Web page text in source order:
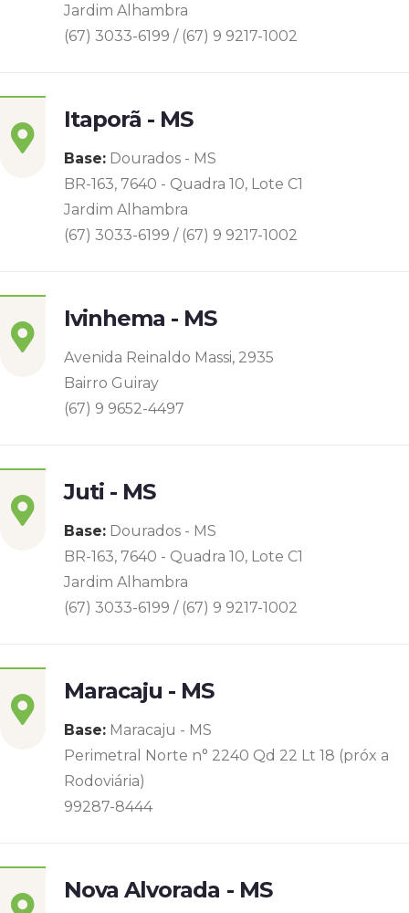
Jardim Alhambra
(67) 3033-6199 / (67) 9 9217-1002
Itaporã - MS
Base: Dourados - MS
BR-163, 7640 - Quadra 10, Lote C1
Jardim Alhambra
(67) 3033-6199 / (67) 9 9217-1002
Ivinhema - MS
Avenida Reinaldo Massi, 2935
Bairro Guiray
(67) 9 9652-4497
Juti - MS
Base: Dourados - MS
BR-163, 7640 - Quadra 10, Lote C1
Jardim Alhambra
(67) 3033-6199 / (67) 9 9217-1002
Maracaju - MS
Base: Maracaju - MS
Perimetral Norte n° 2240 Qd 22 Lt 18 (próx a
Rodoviária)
99287-8444
Nova Alvorada - MS